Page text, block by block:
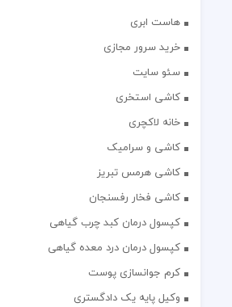
هاست ابری
خرید سرور مجازی
سئو سایت
کاشی استخری
خانه لاکچری
کاشی و سرامیک
کاشی هرمس تبریز
کاشی فخار رفسنجان
کپسول درمان کبد چرب گیاهی
کپسول درمان درد معده گیاهی
کرم جوانسازی پوست
وکیل پایه یک دادگستری